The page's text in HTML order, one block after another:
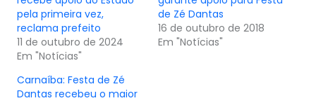
pela primeira vez,
reclama prefeito
11 de outubro de 2024
Em "Notícias"
de Zé Dantas
16 de outubro de 2018
Em "Notícias"
Carnaíba: Festa de Zé
Dantas recebeu o maior